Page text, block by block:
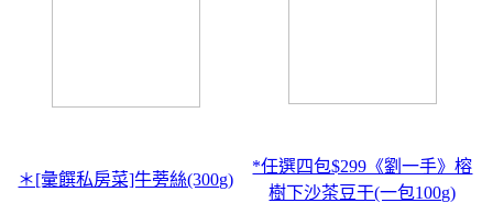
＊[彙饌私房菜]牛蒡絲(300g)
*任選四包$299《劉一手》榕
樹下沙茶豆干(一包100g)